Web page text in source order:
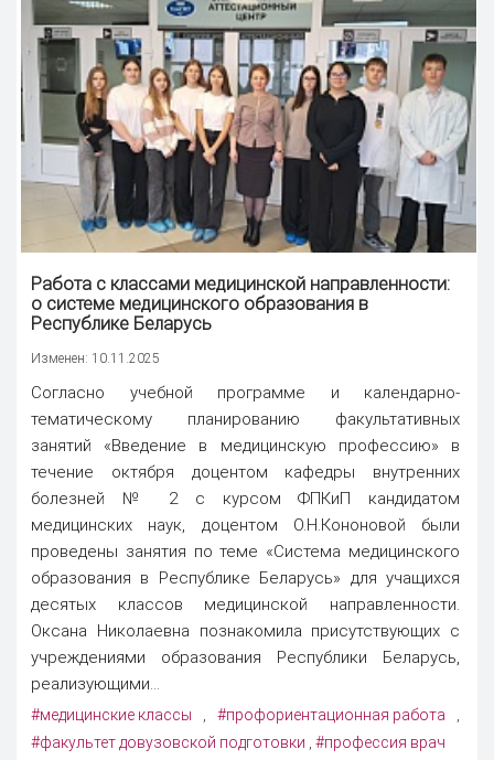
Работа с классами медицинской направленности:
о системе медицинского образования в
Республике Беларусь
Изменен: 10.11.2025
Согласно учебной программе и календарно-
тематическому планированию факультативных
занятий «Введение в медицинскую профессию» в
течение октября доцентом кафедры внутренних
болезней № 2 с курсом ФПКиП кандидатом
медицинских наук, доцентом О.Н.Кононовой были
проведены занятия по теме «Система медицинского
образования в Республике Беларусь» для учащихся
десятых классов медицинской направленности.
Оксана Николаевна познакомила присутствующих с
учреждениями образования Республики Беларусь,
реализующими...
#медицинские классы , #профориентационная работа ,
#факультет довузовской подготовки , #профессия врач